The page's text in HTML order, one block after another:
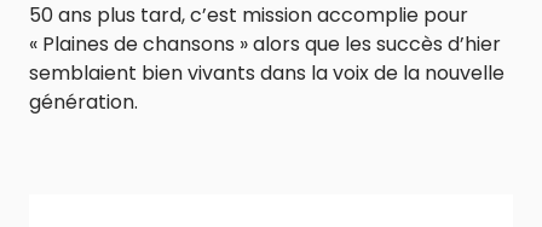
50 ans plus tard, c’est mission accomplie pour
« Plaines de chansons » alors que les succès d’hier
semblaient bien vivants dans la voix de la nouvelle
génération.